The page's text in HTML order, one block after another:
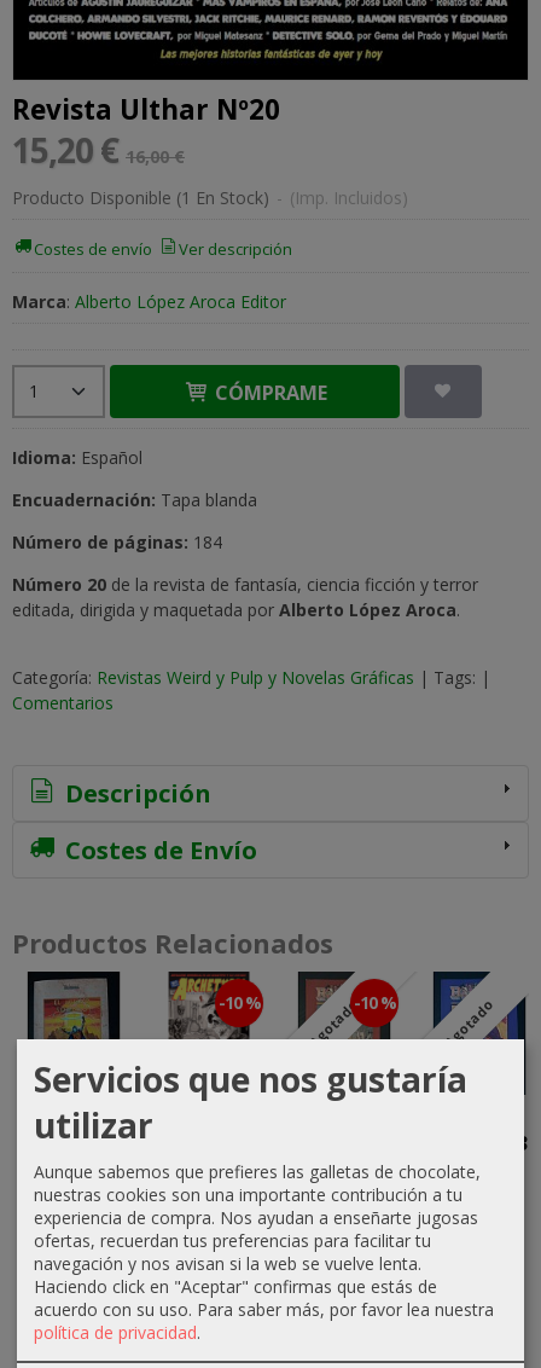
Revista Ulthar Nº20
15,20 € 16,00 €
Producto Disponible (1 En Stock) - (Imp. Incluidos)
Costes de envío Ver descripción
Marca: Alberto López Aroca Editor
CÓMPRAME
Idioma: Español
Encuadernación: Tapa blanda
Número de páginas: 184
Número 20 de la revista de fantasía, ciencia ficción y terror
editada, dirigida y maquetada por Alberto López Aroca.
Categoría: Revistas Weird y Pulp y Novelas Gráficas | Tags: |
Comentarios
Descripción
Costes de Envío
Productos Relacionados
El Mundo
Sombrío
35,00 €
-10 %
16,20 €
18,00 €
Agotado-10 %
2
(Navidades...
16,20 €
18,00 €
Agotado
Número 3
(Verano
2007)
18,00 €
Servicios que nos gustaría
utilizar
Aunque sabemos que prefieres las galletas de chocolate,
nuestras cookies son una importante contribución a tu
experiencia de compra. Nos ayudan a enseñarte jugosas
ofertas, recuerdan tus preferencias para facilitar tu
navegación y nos avisan si la web se vuelve lenta.
Haciendo click en "Aceptar" confirmas que estás de
acuerdo con su uso. Para saber más, por favor lea nuestra
política de privacidad.